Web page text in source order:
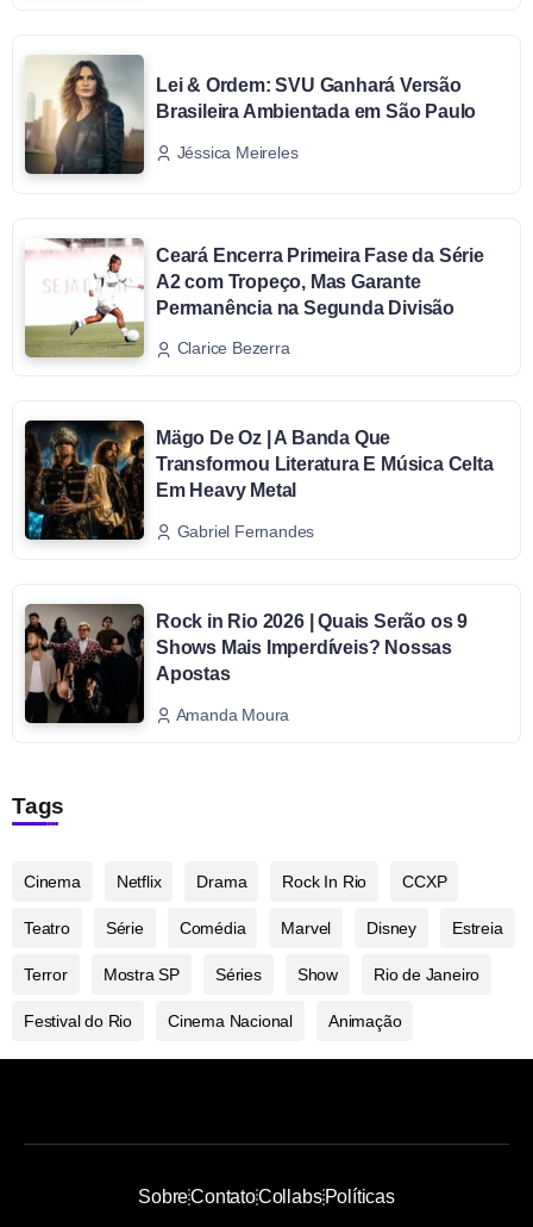
Lei & Ordem: SVU Ganhará Versão
Brasileira Ambientada em São Paulo
Jéssica Meireles
Ceará Encerra Primeira Fase da Série
A2 com Tropeço, Mas Garante
Permanência na Segunda Divisão
Clarice Bezerra
Mägo De Oz | A Banda Que
Transformou Literatura E Música Celta
Em Heavy Metal
Gabriel Fernandes
Rock in Rio 2026 | Quais Serão os 9
Shows Mais Imperdíveis? Nossas
Apostas
Amanda Moura
Tags
Cinema Netflix Drama Rock In Rio CCXP
Teatro Série Comédia Marvel Disney Estreia
Terror Mostra SP Séries Show Rio de Janeiro
Festival do Rio Cinema Nacional Animação
SobreContatoCollabsPolíticas